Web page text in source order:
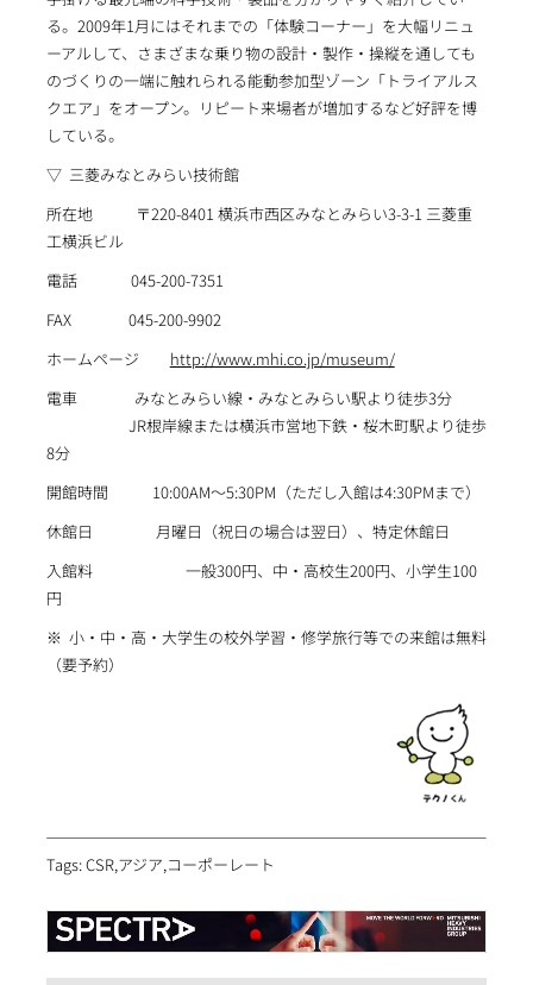
る。2009年1月にはそれまでの「体験コーナー」を大幅リニュ
ーアルして、さまざまな乗り物の設計・製作・操縦を通しても
のづくりの一端に触れられる能動参加型ゾーン「トライアルス
クエア」をオープン。リピート来場者が増加するなど好評を博
している。
▽ 三菱みなとみらい技術館
所在地 〒220-8401 横浜市西区みなとみらい3-3-1 三菱重
工横浜ビル
電話 045-200-7351
FAX 045-200-9902
ホームページ http://www.mhi.co.jp/museum/
電車 みなとみらい線・みなとみらい駅より徒歩3分
JR根岸線または横浜市営地下鉄・桜木町駅より徒歩
8分
開館時間 10:00AM～5:30PM（ただし入館は4:30PMまで）
休館日 月曜日（祝日の場合は翌日）、特定休館日
入館料 一般300円、中・高校生200円、小学生100
円
※ 小・中・高・大学生の校外学習・修学旅行等での来館は無料
（要予約）
Tags: CSR,アジア,コーポーレート